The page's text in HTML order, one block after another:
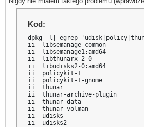
Kod:
dpkg -l| egrep
ii  libsemanage-common
ii  libsemanage1:amd64
ii  libthunarx-2-0
ii  libudisks2-0:amd64
ii  policykit-1
ii  policykit-1-gnome
ii  thunar
ii  thunar-archive-plugin
ii  thunar-data
ii  thunar-volman
ii  udisks
ii  udisks2